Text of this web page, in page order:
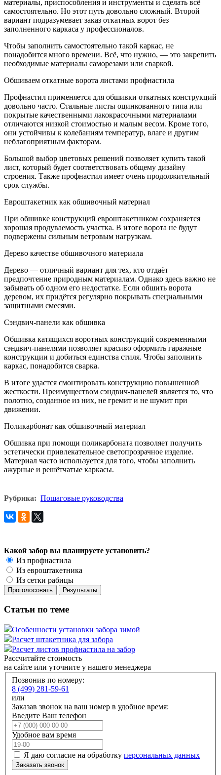
материалы, приспособления и инструменты и сделать всё
самостоятельно. Но этот путь довольно сложный. Второй
вариант подразумевает заказ откатных ворот без
заполненного каркаса у профессионалов.
Чтобы заполнить самостоятельно такой каркас, не
понадобится много времени. Всё, что нужно, — это закрепить
необходимые материалы саморезами или сваркой.
Обшиваем откатные ворота листами профнастила
Профнастил применяется для обшивки откатных конструкций
довольно часто. Стальные листы оцинкованного типа или
покрытые качественными лакокрасочными материалами
отличаются низкой стоимостью и малым весом. Кроме того,
они устойчивы к колебаниям температур, влаге и другим
неблагоприятным факторам.
Большой выбор цветовых решений позволяет купить такой
лист, который будет соответствовать общему дизайну
строения. Также профнастил имеет очень продолжительный
срок службы.
Евроштакетник как обшивочный материал
При обшивке конструкций евроштакетником сохраняется
хорошая продуваемость участка. В итоге ворота не будут
подвержены сильным ветровым нагрузкам.
Дерево качестве обшивочного материала
Дерево — отличный вариант для тех, кто отдаёт
предпочтение природным материалам. Однако здесь важно не
забывать об одном его недостатке. Если обшить ворота
деревом, их придётся регулярно покрывать специальными
защитными смесями.
Сэндвич-панели как обшивка
Обшивка катящихся воротных конструкций современными
сэндвич-панелями позволяет красиво оформить гаражные
конструкции и добиться единства стиля. Чтобы заполнить
каркас, понадобится сварка.
В итоге удастся смонтировать конструкцию повышенной
жесткости. Преимуществом сэндвич-панелей является то, что
полотно, созданное из них, не гремит и не шумит при
движении.
Поликарбонат как обшивочный материал
Обшивка при помощи поликарбоната позволяет получить
эстетически привлекательное светопрозрачное изделие.
Материал часто используется для того, чтобы заполнить
ажурные и решётчатые каркасы.
Рубрика: Пошаговые руководства
Какой забор вы планируете установить?
Из профнастила
Из евроштакетника
Из сетки рабицы
Статьи по теме
Особенности установки забора зимой
Расчет штакетника для забора
Расчет листов профнастила на забор
Рассчитайте стоимость
на сайте или уточните у нашего менеджера
Позвонив по номеру:
8 (499) 281-59-61
или
Заказав звонок на ваш номер в удобное время:
Введите Ваш телефон
Удобное вам время
Я даю согласие на обработку персональных данных
Заказать звонок